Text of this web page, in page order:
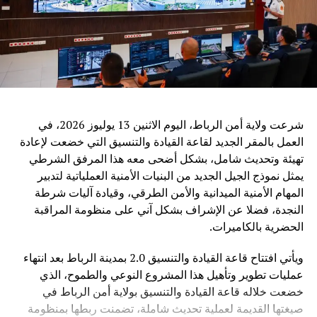
الإقليمية، من بينها جامعة الدول العربية والاتحاد الإفريقي ورابطة
دول جنوب شرق آسيا.
ويرى مراقبون أن الدعوة الصينية إلى تعزيز التعاون في مجال
الذكاء الاصطناعي تعكس التحول المتزايد لهذه التكنولوجيا إلى
فقط تطوير القدرات التقنية، بل ضمان أن تكون هذه القدرات
متاحة بشكل عادل وآمن لجميع الدول.
وفي ظل المنافسة العالمية المتزايدة في مجال الذكاء
الاصطناعي، تطرح الصين رؤية تقوم على اعتبار التكنولوجيا
جسراً للتعاون والتنمية، وليس مجالاً للصراع، مؤكدة أن مستقبل
الذكاء الاصطناعي يجب أن يكون قائماً على الحكمة البشرية
والمسؤولية المشتركة من أجل خدمة رفاهية الشعوب
شرعت ولاية أمن الرباط، اليوم الاثنين 13 يوليوز 2026، في
العمل بالمقر الجديد لقاعة القيادة والتنسيق التي خضعت لإعادة
تهيئة وتحديث شامل، بشكل أضحى معه هذا المرفق الشرطي
يمثل نموذج الجيل الجديد من البنيات الأمنية العملياتية لتدبير
المهام الأمنية الميدانية والأمن الطرقي، وقيادة آليات شرطة
النجدة، فضلا عن الإشراف بشكل آني على منظومة المراقبة
الحضرية بالكاميرات.
ويأتي افتتاح قاعة القيادة والتنسيق 2.0 بمدينة الرباط بعد انتهاء
عمليات تطوير وتأهيل هذا المشروع النوعي والطموح، الذي
خضعت خلاله قاعة القيادة والتنسيق بولاية أمن الرباط في
صيغتها القديمة لعملية تحديث شاملة، تضمنت ربطها بمنظومة